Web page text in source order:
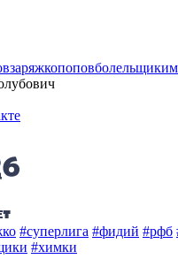
заряжкопоповболельщики
#суперлига #фидий #рфб
#химки